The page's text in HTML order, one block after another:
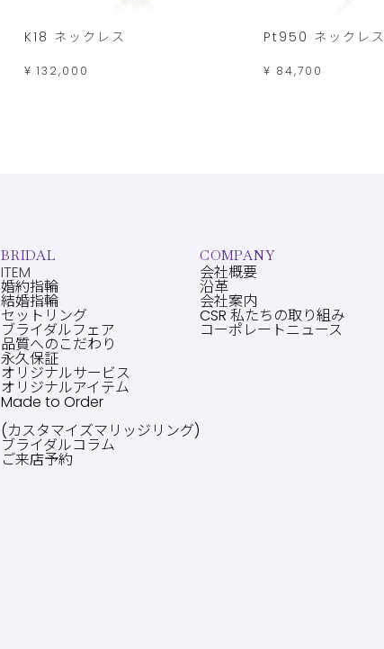
K18 ネックレス
¥ 132,000
Pt950 ネックレス
¥ 84,700
BRIDAL
ITEM
婚約指輪
結婚指輪
セットリング
ブライダルフェア
品質へのこだわり
永久保証
オリジナルサービス
オリジナルアイテム
Made to Order
(カスタマイズマリッジリング)
ブライダルコラム
ご来店予約
COMPANY
会社概要
沿革
会社案内
CSR 私たちの取り組み
コーポレートニュース